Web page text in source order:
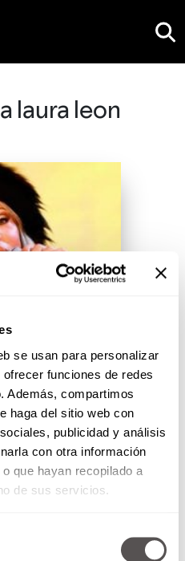
se usan para personalizar
funciones de redes
Además, compartimos
haga del sitio web con
publicidad y análisis
con otra información
que hayan recopilado a
de sus servicios.
laura leon
en cabina
vamos a jugar y
¡de TODO!